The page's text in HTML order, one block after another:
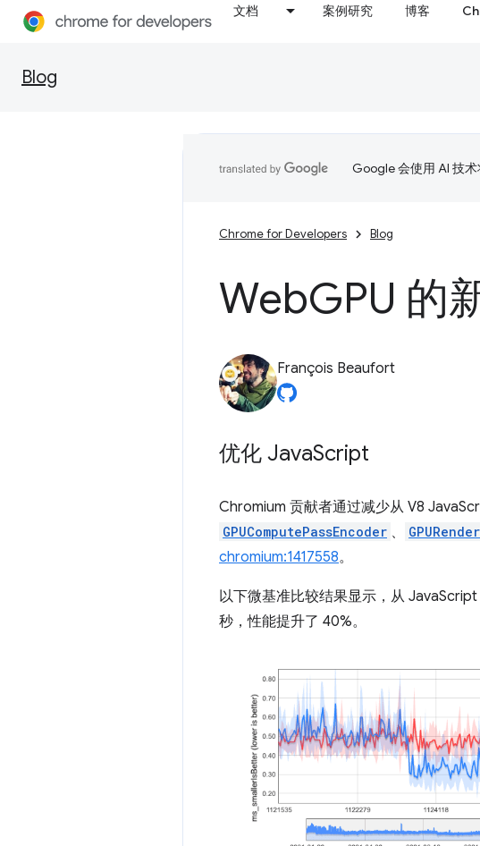
文档 案例研究 博客
Blog
Google 会使用 AI 技
Chrome for Developers Blog
WebGPU 的
François Beaufort
优化 JavaScript
Chromium 贡献者通过减少从 V8
GPUComputePassEncoder 、
chromium:1417558。
以下微基准比较结果显示，从
秒，性能提升了 40%。